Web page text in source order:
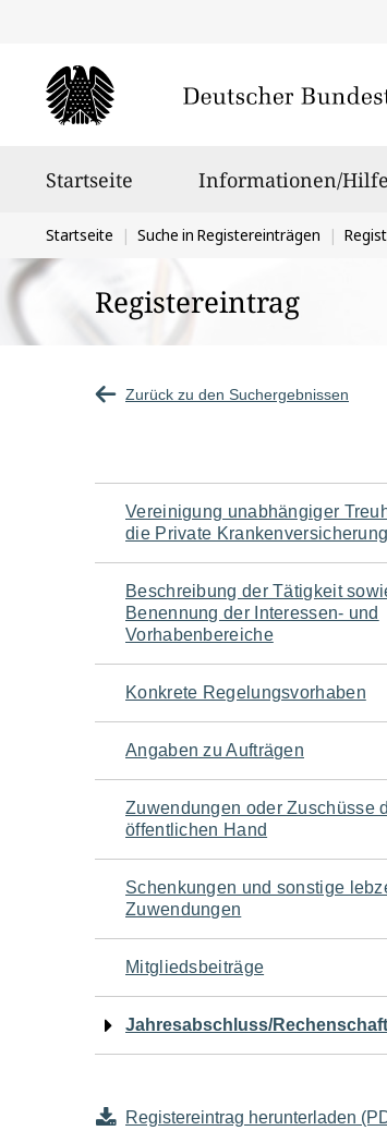
Startseite Informationen/Hilfe
Sie
befinden
sich
hier:
Startseite Suche in Registereinträgen
Registereintrag
Zurück zu den Suchergebnissen
Navigation
für
den
Seiteninhalt
Vereinigung unabhängiger
die Private
Beschreibung der Tätigkeit
Benennung der Interessen- und
Vorhabenbereiche
Konkrete Regelungsvorhaben
Angaben zu Aufträgen
Zuwendungen oder Zuschüsse
öffentlichen Hand
Schenkungen und sonstige
Zuwendungen
Mitgliedsbeiträge
Jahresabschluss/
Registereintrag herunterladen